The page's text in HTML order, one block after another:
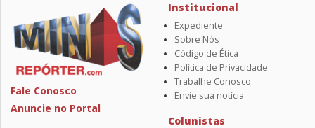
Fale Conosco
Anuncie no Portal
Institucional
Expediente
Sobre Nós
Código de Ética
Política de Privacidade
Trabalhe Conosco
Envie sua notícia
Colunistas